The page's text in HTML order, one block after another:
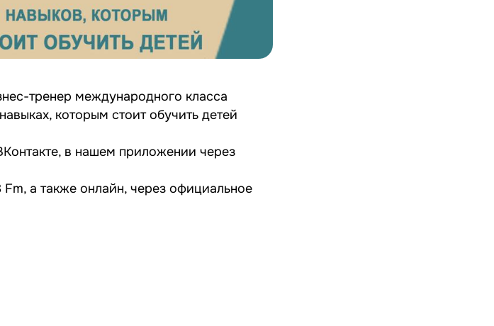
тренер международного класса
которым стоит обучить детей
, в нашем приложении через
а также онлайн, через официальное